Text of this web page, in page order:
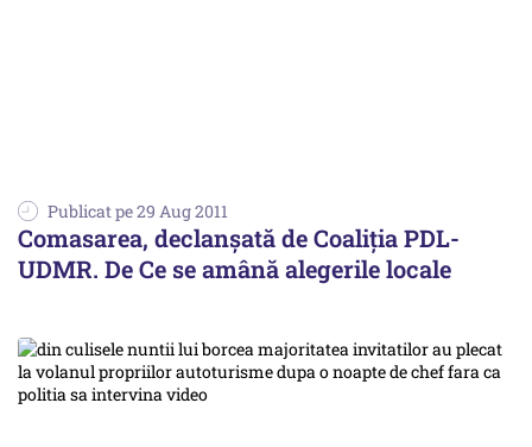
Publicat pe 29 Aug 2011
Comasarea, declanșată de Coaliția PDL-
UDMR. De Ce se amână alegerile locale